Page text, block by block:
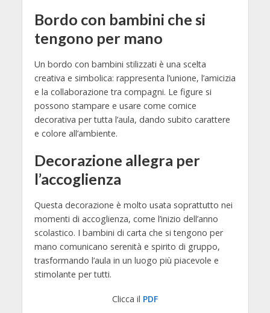
Bordo con bambini che si
tengono per mano
Un bordo con bambini stilizzati è una scelta
creativa e simbolica: rappresenta l’unione, l’amicizia
e la collaborazione tra compagni. Le figure si
possono stampare e usare come cornice
decorativa per tutta l’aula, dando subito carattere
e colore all’ambiente.
Decorazione allegra per
l’accoglienza
Questa decorazione è molto usata soprattutto nei
momenti di accoglienza, come l’inizio dell’anno
scolastico. I bambini di carta che si tengono per
mano comunicano serenità e spirito di gruppo,
trasformando l’aula in un luogo più piacevole e
stimolante per tutti.
Clicca il PDF